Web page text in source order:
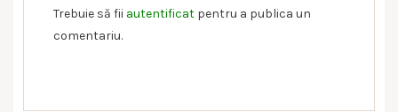
Trebuie să fii autentificat pentru a publica un
comentariu.